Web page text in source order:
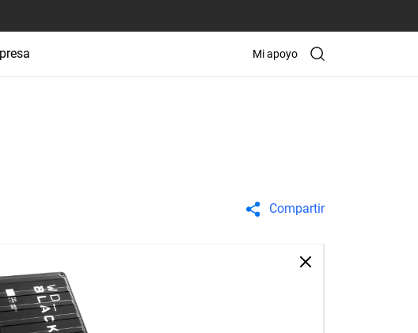
Mi apoyo
Compartir